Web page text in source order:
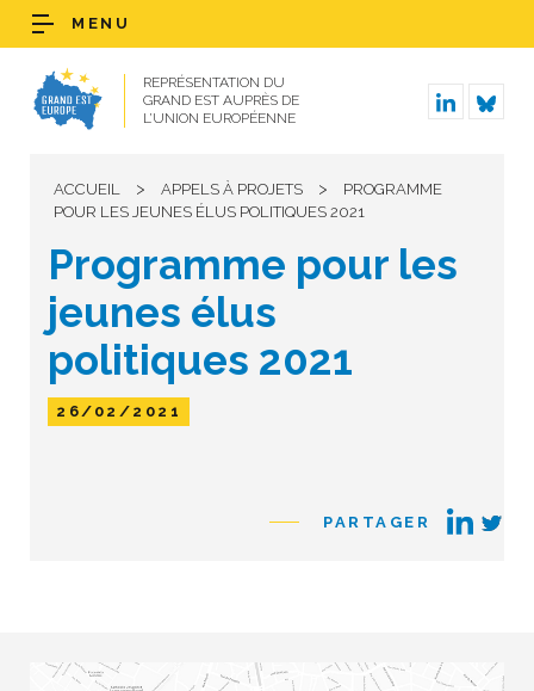
REPRÉSENTATION DU
GRAND EST AUPRÈS DE
L’UNION EUROPÉENNE
MENU
ACCUEIL > APPELS À PROJETS >
PROGRAMME
POUR LES JEUNES ÉLUS POLITIQUES 2021
Programme pour les
jeunes élus
politiques 2021
26/02/2021
PARTAGER